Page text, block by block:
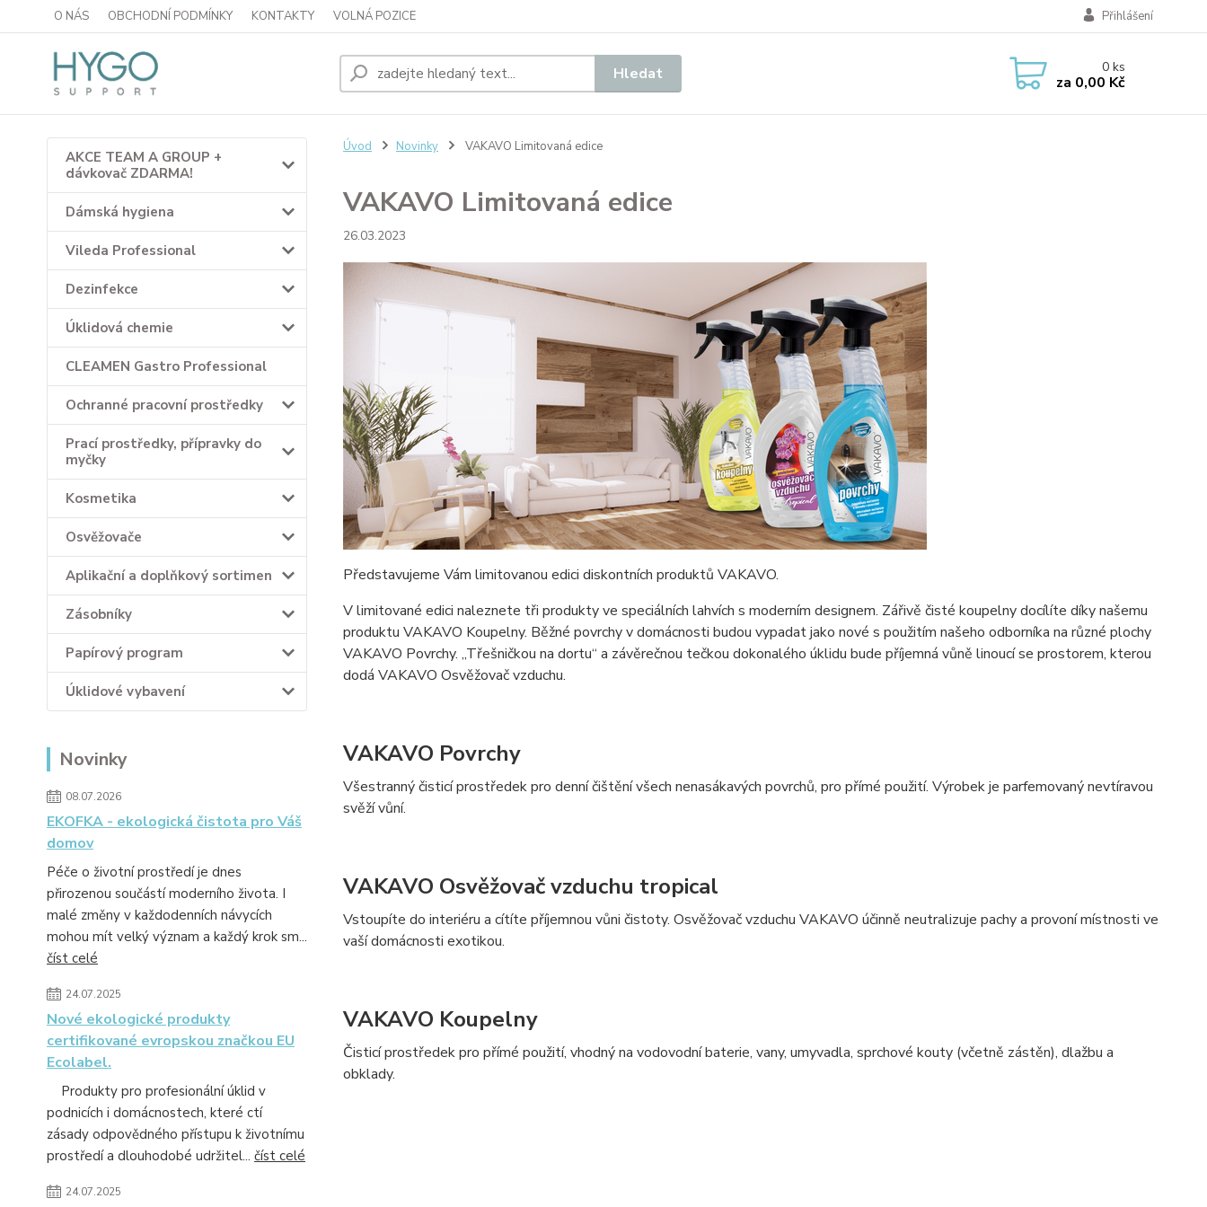
O NÁS OBCHODNÍ PODMÍNKY KONTAKTY VOLNÁ POZICE Přihlášení
Hledat 0ks
za 0,00 Kč
AKCE TEAM A GROUP +
dávkovač ZDARMA!
Dámská hygiena
Vileda Professional
Dezinfekce
Úklidová chemie
CLEAMEN Gastro Professional
Ochranné pracovní prostředky
Prací prostředky, přípravky do
myčky
Kosmetika
Osvěžovače
Aplikační a doplňkový sortimen
Zásobníky
Papírový program
Úklidové vybavení
Novinky
08.07.2026
EKOFKA - ekologická čistota pro Váš
domov
Péče o životní prostředí je dnes
přirozenou součástí moderního života. I
malé změny v každodenních návycích
mohou mít velký význam a každý krok sm...
číst celé
24.07.2025
Nové ekologické produkty
certifikované evropskou značkou EU
Ecolabel.
Produkty pro profesionální úklid v
podnicích i domácnostech, které ctí
zásady odpovědného přístupu k životnímu
prostředí a dlouhodobé udržitel... číst celé
24.07.2025
Úvod Novinky VAKAVO Limitovaná edice
VAKAVO Limitovaná edice
26.03.2023
Představujeme Vám limitovanou edici diskontních produktů VAKAVO.
V limitované edici naleznete tři produkty ve speciálních lahvích s moderním designem. Zářivě čisté koupelny docílíte díky našemu
produktu VAKAVO Koupelny. Běžné povrchy v domácnosti budou vypadat jako nové s použitím našeho odborníka na různé plochy
VAKAVO Povrchy. „Třešničkou na dortu“ a závěrečnou tečkou dokonalého úklidu bude příjemná vůně linoucí se prostorem, kterou
dodá VAKAVO Osvěžovač vzduchu.
VAKAVO Povrchy
Všestranný čisticí prostředek pro denní čištění všech nenasákavých povrchů, pro přímé použití. Výrobek je parfemovaný nevtíravou
svěží vůní.
VAKAVO Osvěžovač vzduchu tropical
Vstoupíte do interiéru a cítíte příjemnou vůni čistoty. Osvěžovač vzduchu VAKAVO účinně neutralizuje pachy a provoní místnosti ve
vaší domácnosti exotikou.
VAKAVO Koupelny
Čisticí prostředek pro přímé použití, vhodný na vodovodní baterie, vany, umyvadla, sprchové kouty (včetně zástěn), dlažbu a
obklady.